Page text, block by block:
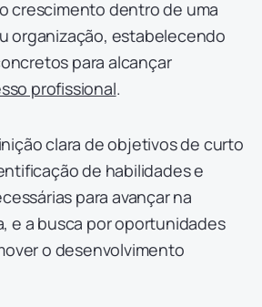
crescimento dentro de uma
organização, estabelecendo
para alcançar
profissional.
clara de objetivos de curto
de habilidades e
para avançar na
e a busca por oportunidades
o desenvolvimento